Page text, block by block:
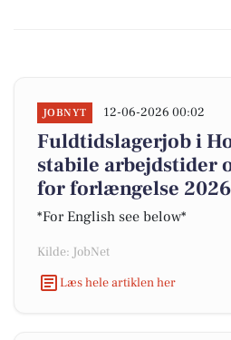
JOBNYT 12-06-2026 00:02
Fuldtidslagerjob i
stabile arbejdstider
for forlængelse 2026
*For English see below*
Kilde: JobNet
Læs hele artiklen her